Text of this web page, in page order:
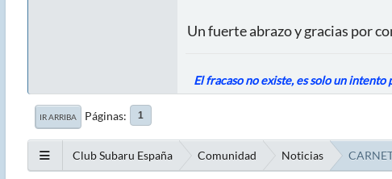
Un fuerte abrazo y gracias por
El fracaso no existe, es solo un
IR ARRIBA Páginas 1
Club Subaru España Comunidad Noticias